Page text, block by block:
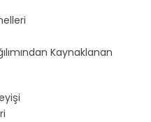
Kaynaklanan